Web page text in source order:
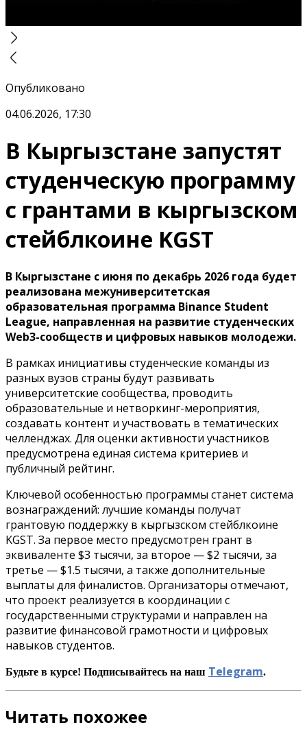
Опубликовано
04.06.2026, 17:30
В Кыргызстане запустят
студенческую программу
с грантами в кыргызском
стейблкоине KGST
В Кыргызстане с июня по декабрь 2026 года будет
реализована межуниверситетская
образовательная программа Binance Student
League, направленная на развитие студенческих
Web3-сообществ и цифровых навыков молодежи.
В рамках инициативы студенческие команды из
разных вузов страны будут развивать
университетские сообщества, проводить
образовательные и нетворкинг-мероприятия,
создавать контент и участвовать в тематических
челленджах. Для оценки активности участников
предусмотрена единая система критериев и
публичный рейтинг.
Ключевой особенностью программы станет система
вознаграждений: лучшие команды получат
грантовую поддержку в кыргызском стейблкоине
KGST. За первое место предусмотрен грант в
эквиваленте $3 тысячи, за второе — $2 тысячи, за
третье — $1.5 тысячи, а также дополнительные
выплаты для финалистов. Организаторы отмечают,
что проект реализуется в координации с
государственными структурами и направлен на
развитие финансовой грамотности и цифровых
навыков студентов.
Будьте в курсе! Подписывайтесь на наш Telegram.
Читать похожее